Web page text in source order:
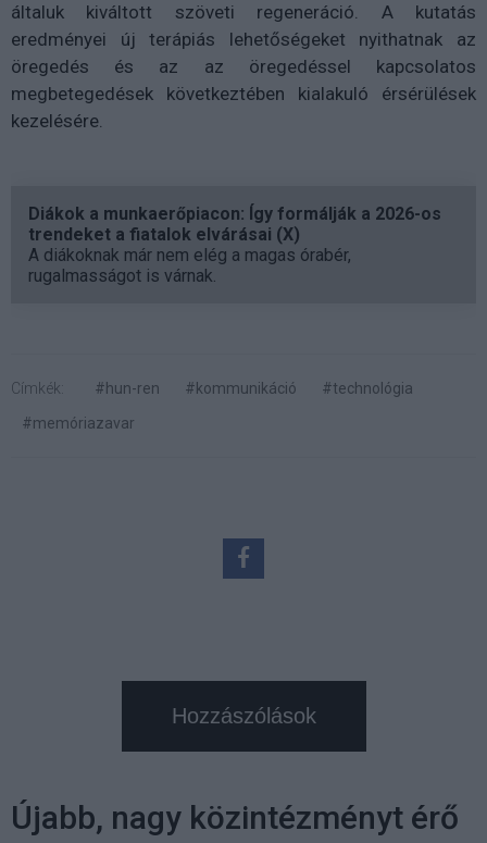
általuk kiváltott szöveti regeneráció. A kutatás
eredményei új terápiás lehetőségeket nyithatnak az
öregedés és az az öregedéssel kapcsolatos
megbetegedések következtében kialakuló érsérülések
kezelésére.
Diákok a munkaerőpiacon: Így formálják a 2026-os
trendeket a fiatalok elvárásai (X)
A diákoknak már nem elég a magas órabér,
rugalmasságot is várnak.
Címkék: #hun-ren #kommunikáció
#technológia
#memóriazavar
Hozzászólások
Újabb, nagy közintézményt érő